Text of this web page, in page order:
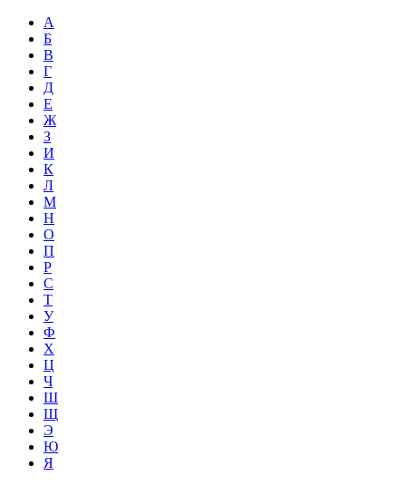
А
Б
В
Г
Д
Е
Ж
З
И
К
Л
М
Н
О
П
Р
С
Т
У
Ф
Х
Ц
Ч
Ш
Щ
Э
Ю
Я